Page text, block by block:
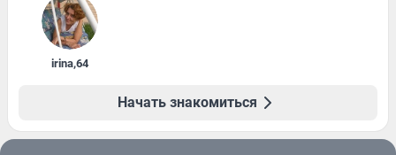
irina,64
Начать знакомиться